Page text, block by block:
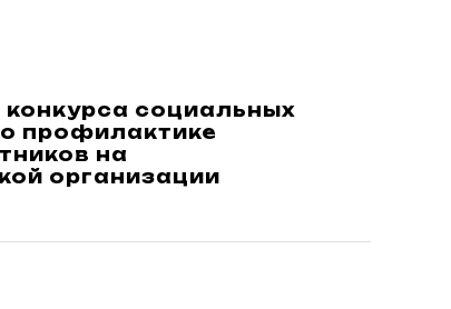
социальных
профилактике
на
организации